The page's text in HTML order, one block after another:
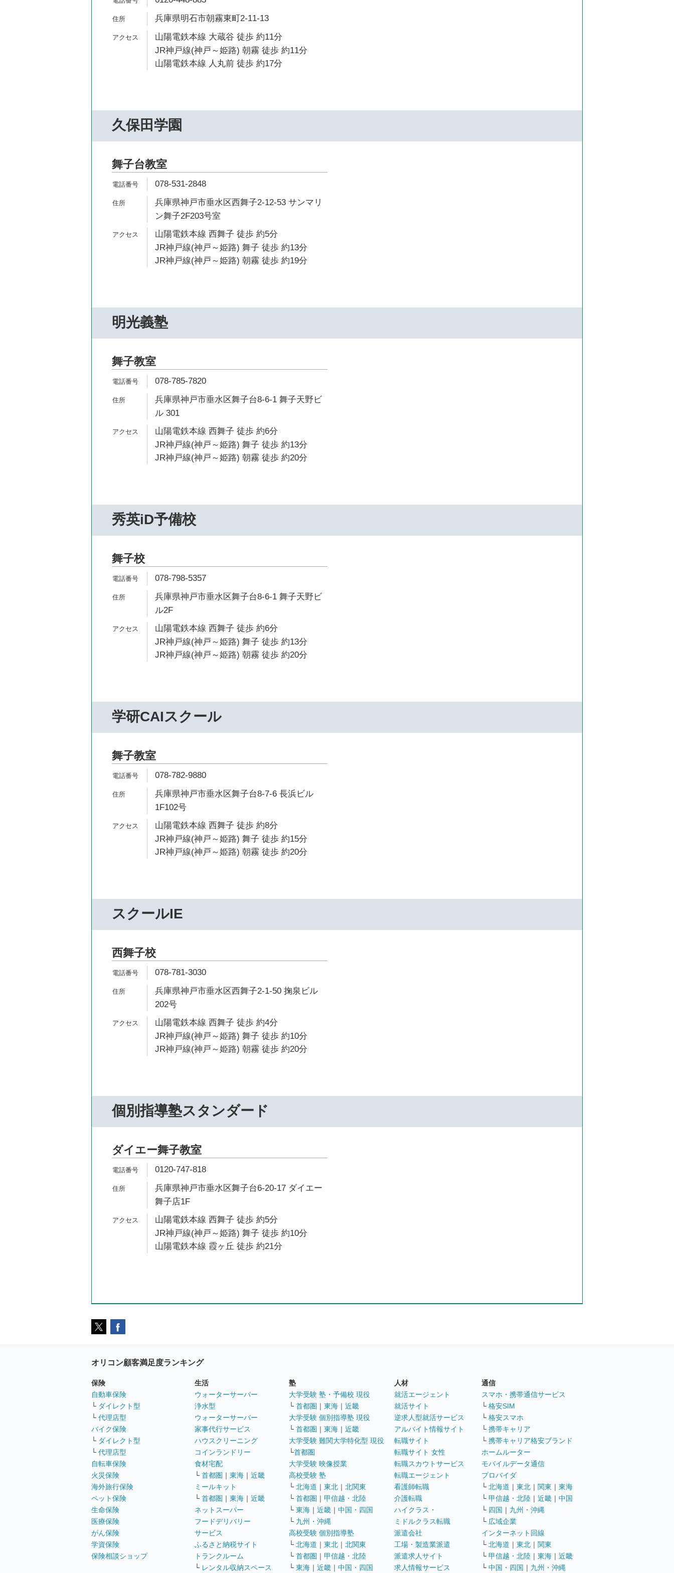
兵庫県明石市朝霧東町2-11-13
山陽電鉄本線 大蔵谷 徒歩 約11分
JR神戸線(神戸～姫路) 朝霧 徒歩 約11分
山陽電鉄本線 人丸前 徒歩 約17分
久保田学園
舞子台教室
078-531-2848
兵庫県神戸市垂水区西舞子2-12-53 サンマリ
ン舞子2F203号室
山陽電鉄本線 西舞子 徒歩 約5分
JR神戸線(神戸～姫路) 舞子 徒歩 約13分
JR神戸線(神戸～姫路) 朝霧 徒歩 約19分
明光義塾
舞子教室
078-785-7820
兵庫県神戸市垂水区舞子台8-6-1 舞子天野ビ
ル 301
山陽電鉄本線 西舞子 徒歩 約6分
JR神戸線(神戸～姫路) 舞子 徒歩 約13分
JR神戸線(神戸～姫路) 朝霧 徒歩 約20分
秀英iD予備校
舞子校
078-798-5357
兵庫県神戸市垂水区舞子台8-6-1 舞子天野ビ
ル2F
山陽電鉄本線 西舞子 徒歩 約6分
JR神戸線(神戸～姫路) 舞子 徒歩 約13分
JR神戸線(神戸～姫路) 朝霧 徒歩 約20分
学研CAIスクール
舞子教室
078-782-9880
兵庫県神戸市垂水区舞子台8-7-6 長浜ビル
1F102号
山陽電鉄本線 西舞子 徒歩 約8分
JR神戸線(神戸～姫路) 舞子 徒歩 約15分
JR神戸線(神戸～姫路) 朝霧 徒歩 約20分
スクールIE
西舞子校
078-781-3030
兵庫県神戸市垂水区西舞子2-1-50 掬泉ビル
202号
山陽電鉄本線 西舞子 徒歩 約4分
JR神戸線(神戸～姫路) 舞子 徒歩 約10分
JR神戸線(神戸～姫路) 朝霧 徒歩 約20分
個別指導塾スタンダード
ダイエー舞子教室
0120-747-818
兵庫県神戸市垂水区舞子台6-20-17 ダイエー
舞子店1F
山陽電鉄本線 西舞子 徒歩 約5分
JR神戸線(神戸～姫路) 舞子 徒歩 約10分
山陽電鉄本線 霞ヶ丘 徒歩 約21分
オリコン顧客満足度ランキング
保険
自動車保険
└ ダイレクト型
└ 代理店型
バイク保険
└ ダイレクト型
└ 代理店型
自転車保険
火災保険
海外旅行保険
ペット保険
生命保険
医療保険
がん保険
学資保険
保険相談ショップ
生活
ウォーターサーバー
浄水型
ウォーターサーバー
家事代行サービス
ハウスクリーニング
コインランドリー
食材宅配
└ 首都圏 ｜ 東海 ｜ 近畿
ミールキット
└ 首都圏 ｜ 東海 ｜ 近畿
ネットスーパー
フードデリバリー
サービス
ふるさと納税サイト
トランクルーム
└ レンタル収納スペース
塾
大学受験 塾・予備校 現役
└ 首都圏 ｜ 東海 ｜ 近畿
大学受験 個別指導塾 現役
└ 首都圏 ｜ 東海 ｜ 近畿
大学受験 難関大学特化型 現役
└首都圏
大学受験 映像授業
高校受験 塾
└ 北海道 ｜ 東北 ｜ 北関東
└ 首都圏 ｜ 甲信越・北陸
└ 東海 ｜ 近畿 ｜ 中国・四国
└ 九州・沖縄
高校受験 個別指導塾
└ 北海道 ｜ 東北 ｜ 北関東
└ 首都圏 ｜ 甲信越・北陸
└ 東海 ｜ 近畿 ｜ 中国・四国
人材
就活エージェント
就活サイト
逆求人型就活サービス
アルバイト情報サイト
転職サイト
転職サイト 女性
転職スカウトサービス
転職エージェント
看護師転職
介護転職
ハイクラス・
ミドルクラス転職
派遣会社
工場・製造業派遣
派遣求人サイト
求人情報サービス
通信
スマホ・携帯通信サービス
└ 格安SIM
└ 格安スマホ
└ 携帯キャリア
└ 携帯キャリア格安ブランド
ホームルーター
モバイルデータ通信
プロバイダ
└ 北海道 ｜ 東北 ｜ 関東 ｜ 東海
└ 甲信越・北陸 ｜ 近畿 ｜ 中国
└ 四国 ｜ 九州・沖縄
└ 広域企業
インターネット回線
└ 北海道 ｜ 東北 ｜ 関東
└ 甲信越・北陸 ｜ 東海 ｜ 近畿
└ 中国・四国 ｜ 九州・沖縄